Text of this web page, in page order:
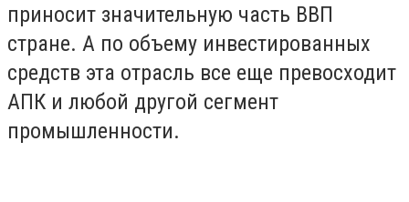
приносит значительную часть ВВП
стране. А по объему инвестированных
средств эта отрасль все еще превосходит
АПК и любой другой сегмент
промышленности.